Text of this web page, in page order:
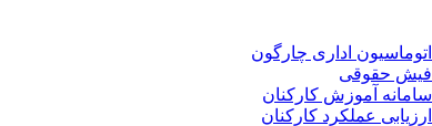
اتوماسیون اداری چارگون
فیش حقوقی
سامانه آموزش کارکنان
ارزیابی عملکرد کارکنان